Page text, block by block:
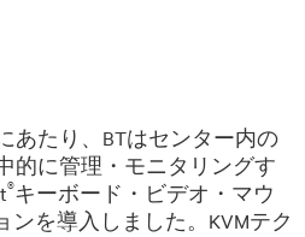
あたり、BTはセンター内の
的に管理・モニタリングす
®キーボード・ビデオ・マウ
ンを導入しました。KVMテク